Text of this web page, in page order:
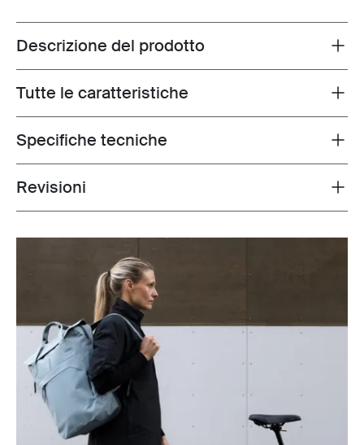
Toggle overview
Descrizione del prodotto
Toggle features
Tutte le caratteristiche
Toggle techspec
Specifiche tecniche
Toggle overview
Revisioni